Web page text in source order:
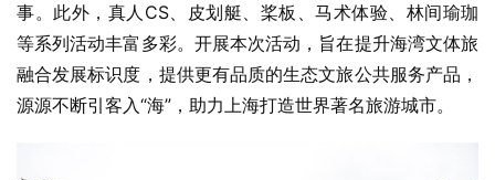
事。此外，真人CS、皮划艇、桨板、马术体验、林间瑜珈
等系列活动丰富多彩。开展本次活动，旨在提升海湾文体旅
融合发展标识度，提供更有品质的生态文旅公共服务产品，
源源不断引客入“海”，助力上海打造世界著名旅游城市。